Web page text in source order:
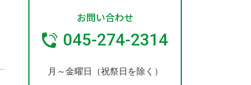
お問い合わせ
045-274-2314
月～金曜日（祝祭日を除く）